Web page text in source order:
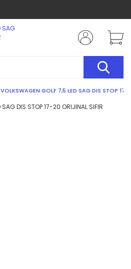
VOLKSWAGEN GOLF 7,5 LED SAG DIS STOP